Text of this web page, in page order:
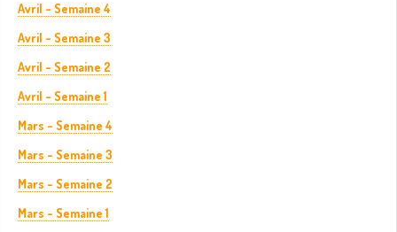
Avril - Semaine 4
Avril - Semaine 3
Avril - Semaine 2
Avril - Semaine 1
Mars - Semaine 4
Mars - Semaine 3
Mars - Semaine 2
Mars - Semaine 1